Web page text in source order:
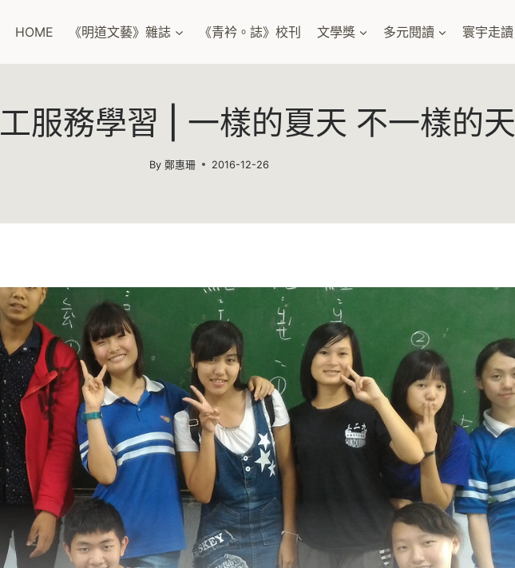
HOME 《明道文藝》雜誌 《青衿。誌》校刊 文學獎 多元閱讀 寰宇走讀
服務學習 | 一樣的夏天 不一樣的天
By 鄭惠珊 2016-12-26